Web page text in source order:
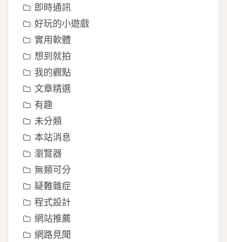
即時通訊
好玩的小遊戲
實用軟體
想到就拍
我的觀點
文章精選
有趣
未分類
本站消息
瀏覽器
無類可分
疑難雜症
程式設計
網站推薦
網路見聞